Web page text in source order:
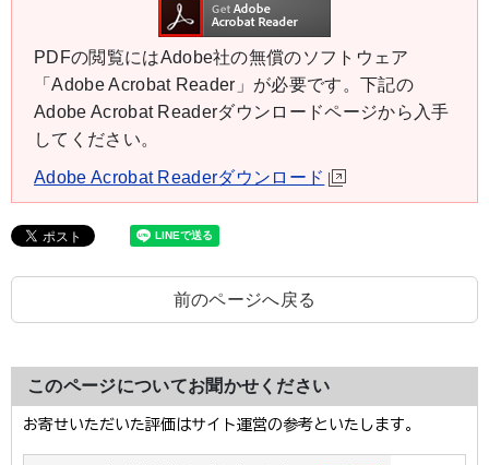
PDFの閲覧にはAdobe社の無償のソフトウェア
「Adobe Acrobat Reader」が必要です。下記の
Adobe Acrobat Readerダウンロードページから入手
してください。
Adobe Acrobat Readerダウンロード
前のページへ戻る
このページについてお聞かせください